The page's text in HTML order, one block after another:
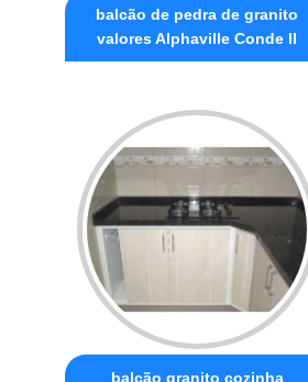
balcão de pedra de granito
valores Alphaville Conde II
balcão granito cozinha